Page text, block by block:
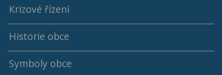
Krizové řízení
Historie obce
Symboly obce